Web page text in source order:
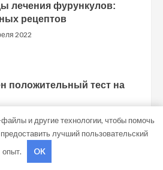
лечения фурункулов:
рецептов
2022
положительный тест на
файлы и другие технологии, чтобы помочь
лучший пользовательский
опыт.
OK